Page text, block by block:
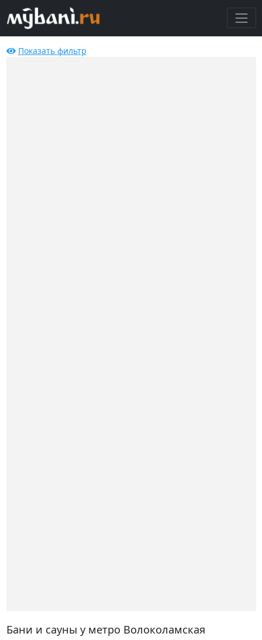
Показать фильтр
Бани и сауны у метро Волоколамская